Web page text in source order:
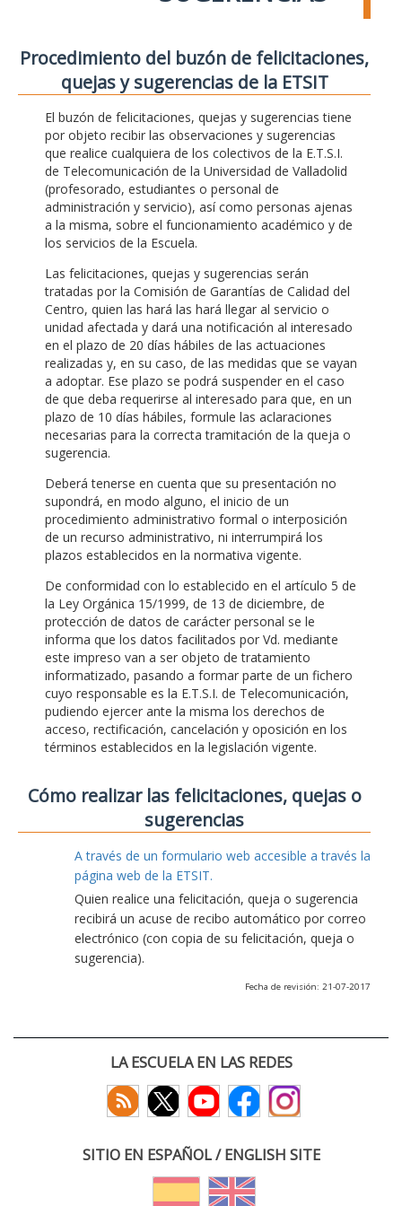
Procedimiento del buzón de felicitaciones,
quejas y sugerencias de la ETSIT
El buzón de felicitaciones, quejas y sugerencias tiene
por objeto recibir las observaciones y sugerencias
que realice cualquiera de los colectivos de la E.T.S.I.
de Telecomunicación de la Universidad de Valladolid
(profesorado, estudiantes o personal de
administración y servicio), así como personas ajenas
a la misma, sobre el funcionamiento académico y de
los servicios de la Escuela.
Las felicitaciones, quejas y sugerencias serán
tratadas por la Comisión de Garantías de Calidad del
Centro, quien las hará las hará llegar al servicio o
unidad afectada y dará una notificación al interesado
en el plazo de 20 días hábiles de las actuaciones
realizadas y, en su caso, de las medidas que se vayan
a adoptar. Ese plazo se podrá suspender en el caso
de que deba requerirse al interesado para que, en un
plazo de 10 días hábiles, formule las aclaraciones
necesarias para la correcta tramitación de la queja o
sugerencia.
Deberá tenerse en cuenta que su presentación no
supondrá, en modo alguno, el inicio de un
procedimiento administrativo formal o interposición
de un recurso administrativo, ni interrumpirá los
plazos establecidos en la normativa vigente.
De conformidad con lo establecido en el artículo 5 de
la Ley Orgánica 15/1999, de 13 de diciembre, de
protección de datos de carácter personal se le
informa que los datos facilitados por Vd. mediante
este impreso van a ser objeto de tratamiento
informatizado, pasando a formar parte de un fichero
cuyo responsable es la E.T.S.I. de Telecomunicación,
pudiendo ejercer ante la misma los derechos de
acceso, rectificación, cancelación y oposición en los
términos establecidos en la legislación vigente.
Cómo realizar las felicitaciones, quejas o
sugerencias
A través de un formulario web accesible a través la
página web de la ETSIT.
Quien realice una felicitación, queja o sugerencia
recibirá un acuse de recibo automático por correo
electrónico (con copia de su felicitación, queja o
sugerencia).
Fecha de revisión: 21-07-2017
LA ESCUELA EN LAS REDES
SITIO EN ESPAÑOL / ENGLISH SITE